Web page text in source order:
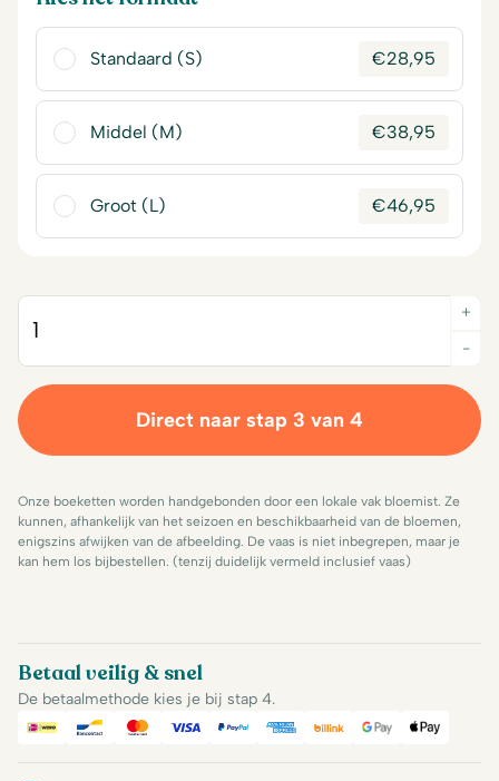
Standaard (S) €28,95
Middel (M) €38,95
Groot (L) €46,95
-
+
Direct naar stap 3 van 4
Onze boeketten worden handgebonden door een lokale vak bloemist. Ze
kunnen, afhankelijk van het seizoen en beschikbaarheid van de bloemen,
enigszins afwijken van de afbeelding. De vaas is niet inbegrepen, maar je
kan hem los bijbestellen. (tenzij duidelijk vermeld inclusief vaas)
Betaal veilig & snel
De betaalmethode kies je bij stap 4.
iDeal Bancontact
Mastercard
Visa PayPalAmerican Express
BillinkGoogle Pay
Apple